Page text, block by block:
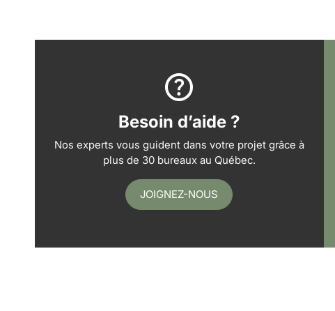
Besoin d’aide ?
Nos experts vous guident dans votre projet grâce à
plus de 30 bureaux au Québec.
JOIGNEZ-NOUS